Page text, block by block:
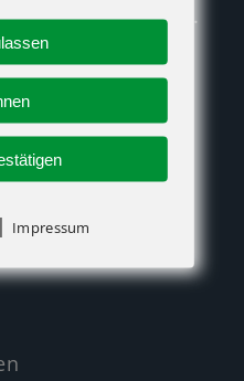
für eine Anfrage.
| Impressum